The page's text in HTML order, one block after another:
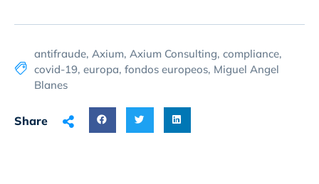
antifraude, Axium, Axium Consulting, compliance,
covid-19, europa, fondos europeos, Miguel Angel
Blanes
Share